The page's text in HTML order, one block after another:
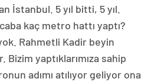
İstanbul. 5 yıl bitti, 5 yıl.
kaç metro hattı yaptı?
Rahmetli Kadir beyin
Bizim yaptıklarımıza sahip
adımı atılıyor geliyor ona